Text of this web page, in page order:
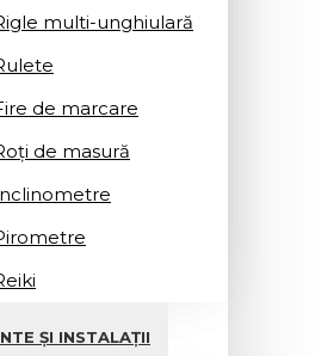
multi-unghiulară
de marcare
de masură
ȘI INSTALAȚII